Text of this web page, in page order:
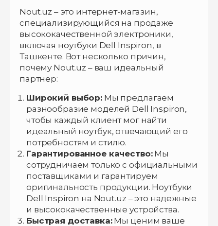
Nout.uz – это интернет-магазин,
специализирующийся на продаже
высококачественной электроники,
включая ноутбуки Dell Inspiron, в
Ташкенте. Вот несколько причин,
почему Nout.uz – ваш идеальный
партнер:
Широкий выбор: Мы предлагаем
разнообразие моделей Dell Inspiron,
чтобы каждый клиент мог найти
идеальный ноутбук, отвечающий его
потребностям и стилю.
Гарантированное качество:Мы
сотрудничаем только с официальными
поставщиками и гарантируем
оригинальность продукции. Ноутбуки
Dell Inspiron на Nout.uz – это надежные
и высококачественные устройства.
Быстрая доставка:Мы ценим ваше